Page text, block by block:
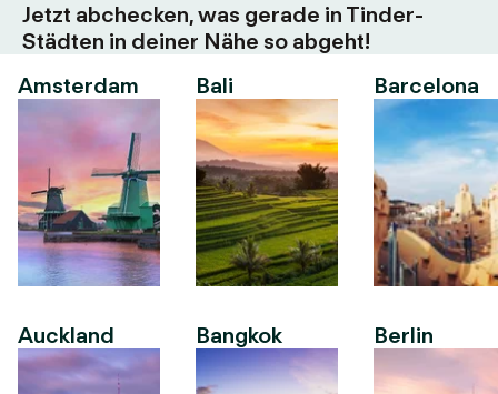
Jetzt abchecken, was gerade in Tinder-
Städten in deiner Nähe so abgeht!
Amsterdam
Auckland
Bali
Bangkok
Barcelona
Berlin